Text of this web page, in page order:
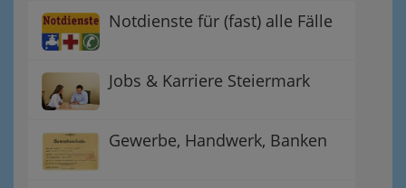
Notdienste für (fast) alle Fälle
Jobs & Karriere Steiermark
Gewerbe, Handwerk, Banken